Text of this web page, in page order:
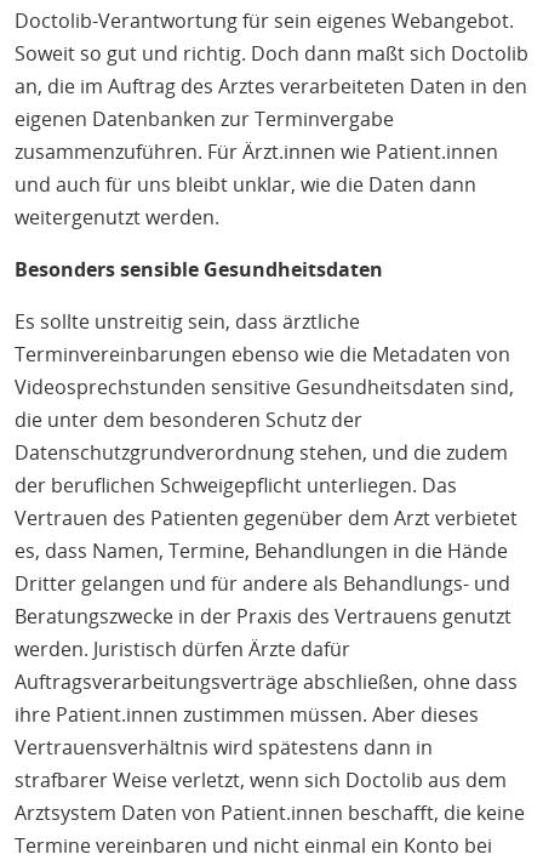
Doctolib-Verantwortung für sein eigenes Webangebot.
Soweit so gut und richtig. Doch dann maßt sich Doctolib
an, die im Auftrag des Arztes verarbeiteten Daten in den
eigenen Datenbanken zur Terminvergabe
zusammenzuführen. Für Ärzt.innen wie Patient.innen
und auch für uns bleibt unklar, wie die Daten dann
weitergenutzt werden.
Besonders sensible Gesundheitsdaten
Es sollte unstreitig sein, dass ärztliche
Terminvereinbarungen ebenso wie die Metadaten von
Videosprechstunden sensitive Gesundheitsdaten sind,
die unter dem besonderen Schutz der
Datenschutzgrundverordnung stehen, und die zudem
der beruflichen Schweigepflicht unterliegen. Das
Vertrauen des Patienten gegenüber dem Arzt verbietet
es, dass Namen, Termine, Behandlungen in die Hände
Dritter gelangen und für andere als Behandlungs- und
Beratungszwecke in der Praxis des Vertrauens genutzt
werden. Juristisch dürfen Ärzte dafür
Auftragsverarbeitungsverträge abschließen, ohne dass
ihre Patient.innen zustimmen müssen. Aber dieses
Vertrauensverhältnis wird spätestens dann in
strafbarer Weise verletzt, wenn sich Doctolib aus dem
Arztsystem Daten von Patient.innen beschafft, die keine
Termine vereinbaren und nicht einmal ein Konto bei